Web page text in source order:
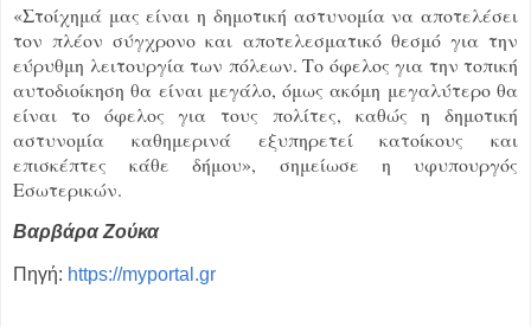
«Στοίχημά μας είναι η δημοτική αστυνομία να αποτελέσει
τον πλέον σύγχρονο και αποτελεσματικό θεσμό για την
εύρυθμη λειτουργία των πόλεων. Το όφελος για την τοπική
αυτοδιοίκηση θα είναι μεγάλο, όμως ακόμη μεγαλύτερο θα
είναι το όφελος για τους πολίτες, καθώς η δημοτική
αστυνομία καθημερινά εξυπηρετεί κατοίκους και
επισκέπτες κάθε δήμου», σημείωσε η υφυπουργός
Εσωτερικών.
Βαρβάρα Ζούκα
Πηγή: https://myportal.gr